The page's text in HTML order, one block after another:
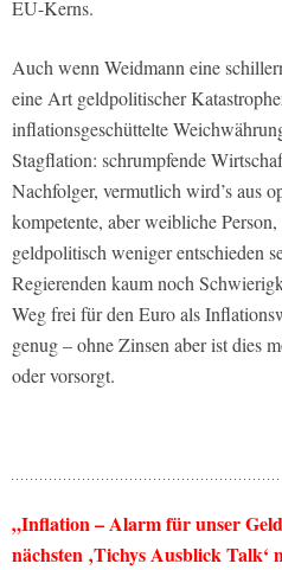
EU-Kerns.
Auch wenn Weidmann eine
eine Art geldpolitischer
inflationsgeschüttelte
Stagflation: schrumpfende
Nachfolger, vermutlich wird’s aus
kompetente, aber weibliche
geldpolitisch weniger entschieden
Regierenden kaum noch
Weg frei für den Euro als
genug – ohne Zinsen aber ist dies
oder vorsorgt.
„Inflation – Alarm für unser
nächsten ‚Tichys Ausblick